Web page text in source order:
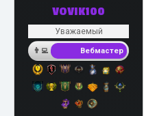
VOVIK100
Уважаемый
Вебмастер